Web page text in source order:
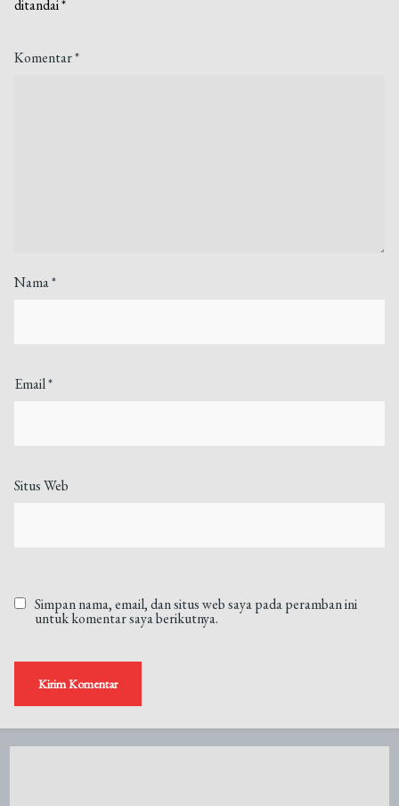
ditandai*
Komentar*
Nama*
Email*
Situs Web
Simpan nama, email, dan situs web saya pada peramban ini
untuk komentar saya berikutnya.